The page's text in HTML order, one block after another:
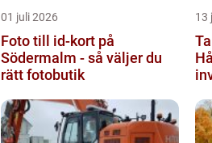
01 juli 2026
Foto till id-kort på
Södermalm - så väljer du
rätt fotobutik
13